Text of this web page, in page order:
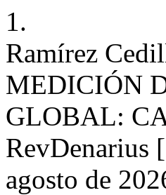
1.
Ramírez
MEDICIÓN
GLOBAL:
RevDenarius
agosto de